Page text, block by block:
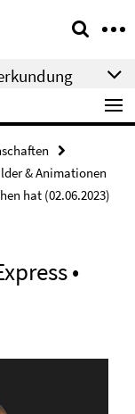
& Animationen
hat (02.06.2023)
•